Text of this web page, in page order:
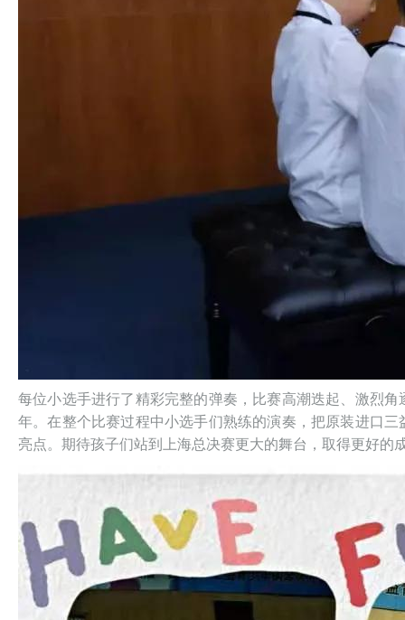
每位小选手进行了精彩完整的弹奏，比赛高潮迭起、激烈
年。在整个比赛过程中小选手们熟练的演奏，把原装进口
亮点。期待孩子们站到上海总决赛更大的舞台，取得更好的